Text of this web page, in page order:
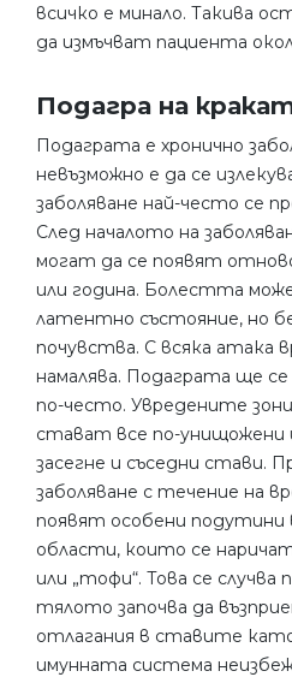
всичко е минало. Такива
да измъчват пациента
Подагра на
Подаграта е хронично
невъзможно е да се
заболяване най-често се
След началото на
могат да се появят
или година. Болестта
латентно състояние, но
почувства. С всяка
намалява. Подаграта ще
по-често. Увредените
стават все по-
засегне и съседни стави.
заболяване с течение на
появят особени подутини
области, които се наричат
или „тофи“. Това се случва
тялото започва да
отлагания в ставите
имунната система